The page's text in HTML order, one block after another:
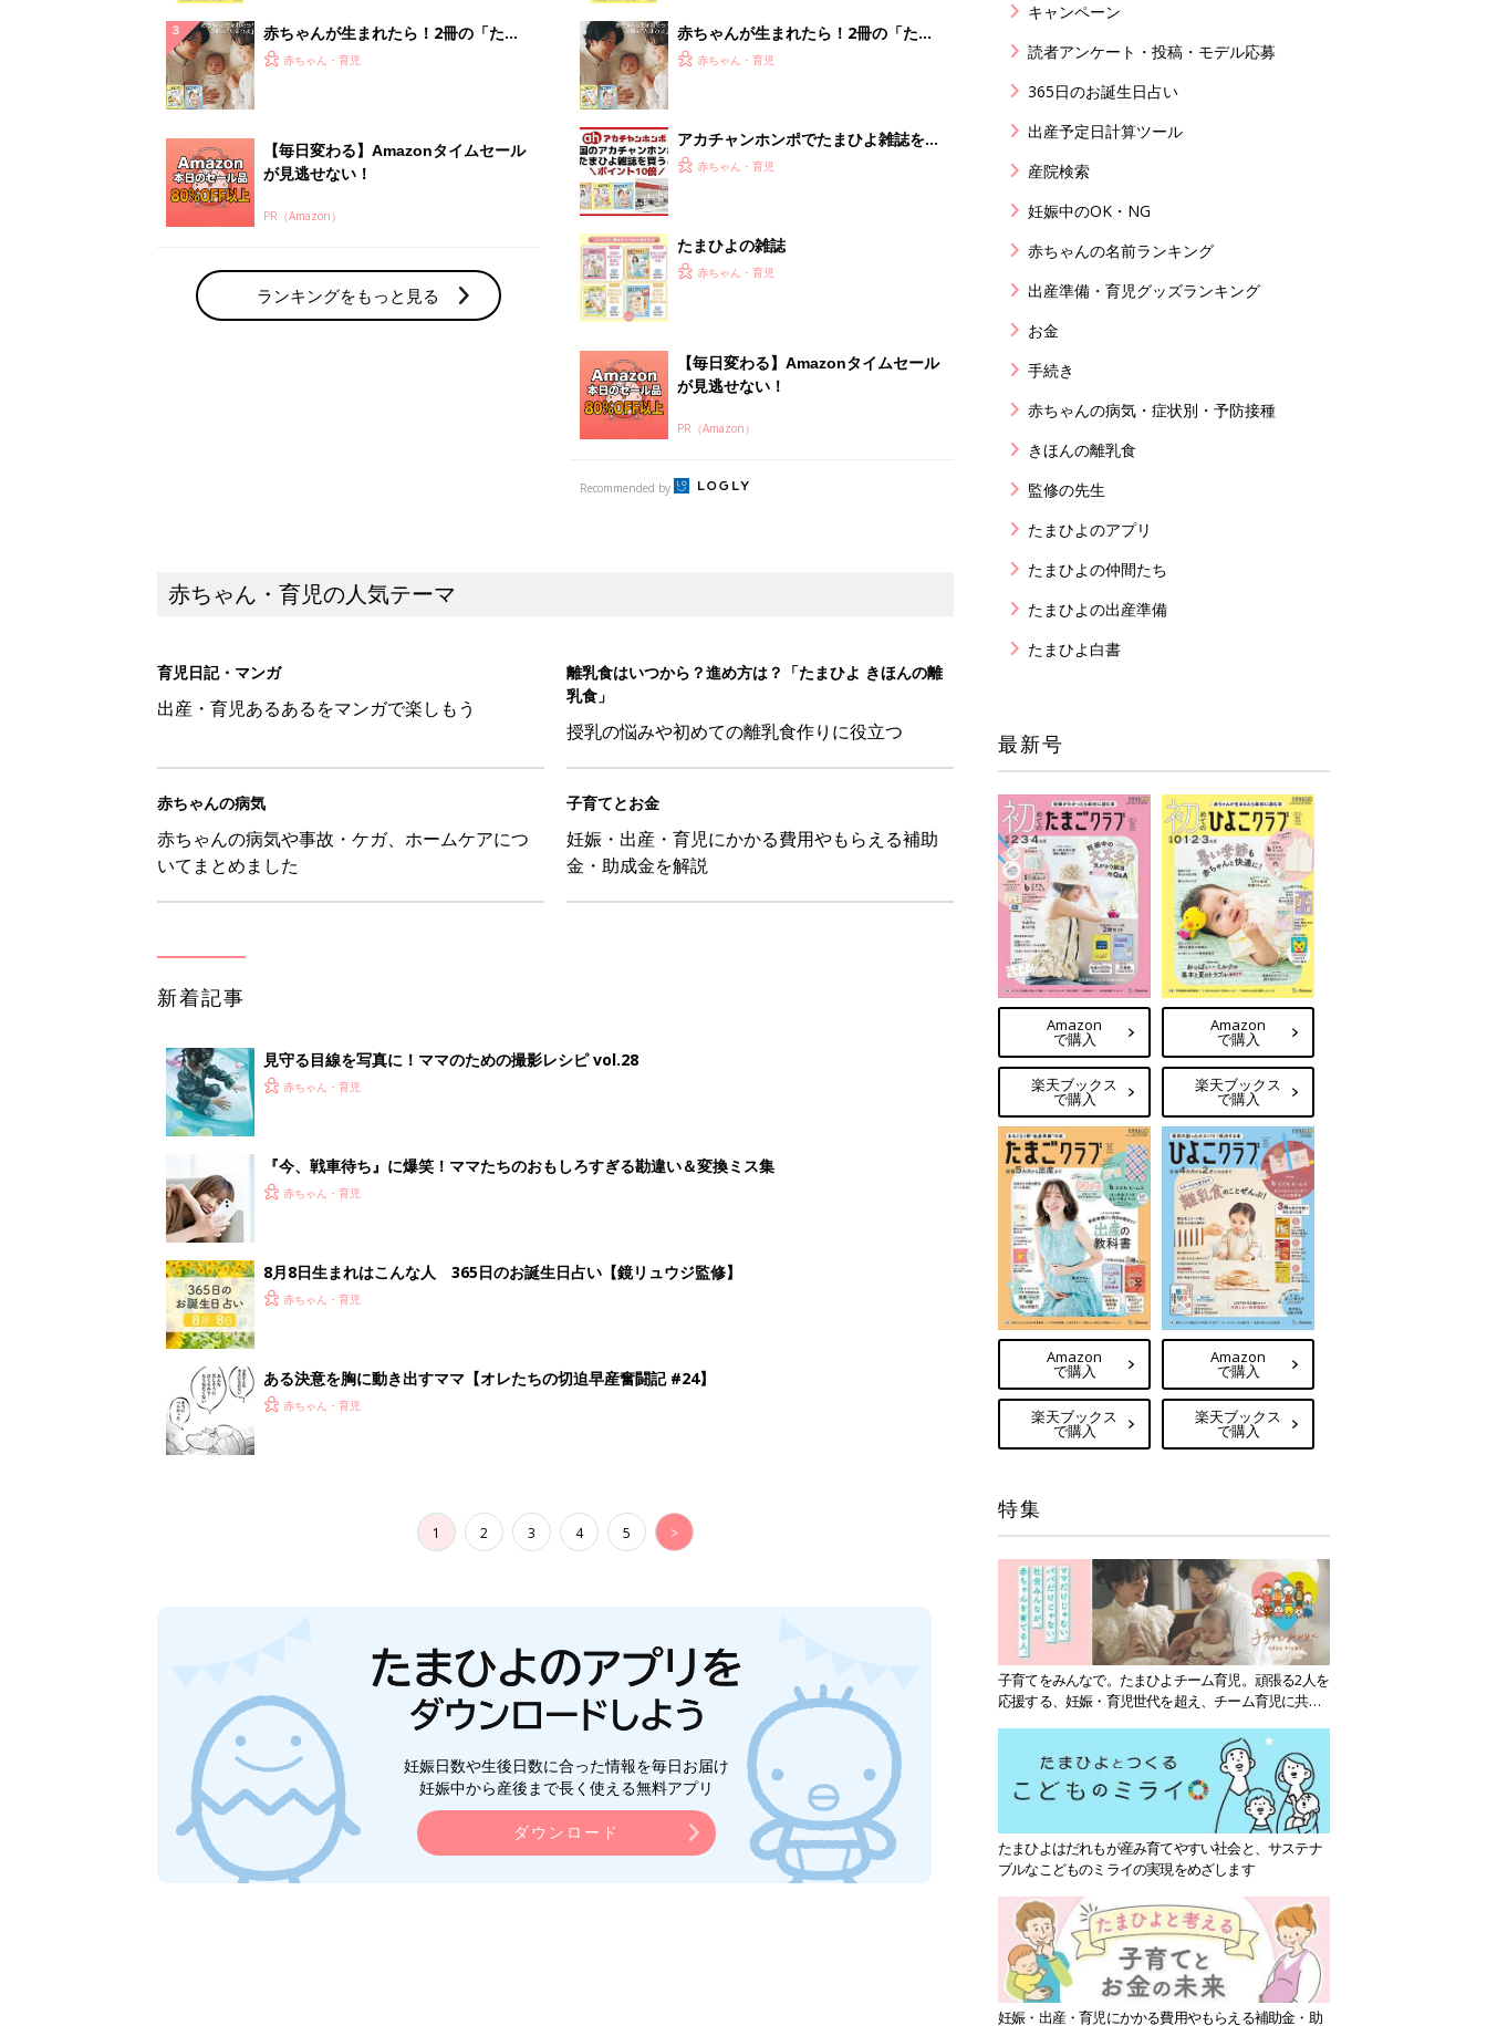
赤ちゃんが生まれたら！2冊の「たま
ひよ」
赤ちゃん・育児
【毎日変わる】Amazonタイムセール
が見逃せない！
PR（Amazon）
ランキングをもっと見る
赤ちゃんが生まれたら！2冊の「たま
ひよ」
赤ちゃん・育児
アカチャンホンポでたまひよ雑誌を買
うとポイント10倍【期間限定】
赤ちゃん・育児
たまひよの雑誌
赤ちゃん・育児
【毎日変わる】Amazonタイムセール
が見逃せない！
PR（Amazon）
Recommended by
赤ちゃん・育児の人気テーマ
育児日記・マンガ
出産・育児あるあるをマンガで楽しもう
離乳食はいつから？進め方は？「たまひよ きほんの離
乳食」
授乳の悩みや初めての離乳食作りに役立つ
赤ちゃんの病気
赤ちゃんの病気や事故・ケガ、ホームケアにつ
いてまとめました
子育てとお金
妊娠・出産・育児にかかる費用やもらえる補助
金・助成金を解説
新着記事
見守る目線を写真に！ママのための撮影レシピ vol.28
赤ちゃん・育児
『今、戦車待ち』に爆笑！ママたちのおもしろすぎる勘違い＆変換ミス集
赤ちゃん・育児
8月8日生まれはこんな人 365日のお誕生日占い【鏡リュウジ監修】
赤ちゃん・育児
ある決意を胸に動き出すママ【オレたちの切迫早産奮闘記 #24】
赤ちゃん・育児
1 2 3 4 5 >
妊娠日数や生後日数に合った情報を毎日お届け
妊娠中から産後まで長く使える無料アプリ
ダウンロード
キャンペーン
読者アンケート・投稿・モデル応募
365日のお誕生日占い
出産予定日計算ツール
産院検索
妊娠中のOK・NG
赤ちゃんの名前ランキング
出産準備・育児グッズランキング
お金
手続き
赤ちゃんの病気・症状別・予防接種
きほんの離乳食
監修の先生
たまひよのアプリ
たまひよの仲間たち
たまひよの出産準備
たまひよ白書
最新号
Amazon
で購入
楽天ブックス
で購入
Amazon
で購入
楽天ブックス
で購入
Amazon
で購入
楽天ブックス
で購入
Amazon
で購入
楽天ブックス
で購入
特集
子育てをみんなで。たまひよチーム育児。頑張る2人を
応援する、妊娠・育児世代を超え、チーム育児に共感
たまひよはだれもが産み育てやすい社会と、サステナ
ブルなこどものミライの実現をめざします
妊娠・出産・育児にかかる費用やもらえる補助金・助